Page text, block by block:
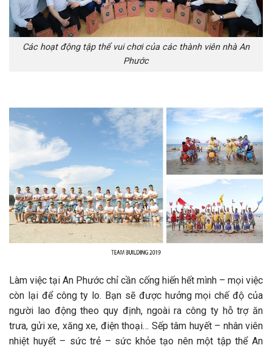
Các hoạt động tập thể vui chơi của các thành viên nhà An
Phước
Làm việc tại An Phước chỉ cần cống hiến hết mình – mọi việc
còn lại để công ty lo. Bạn sẽ được hưởng mọi chế độ của
người lao động theo quy định, ngoài ra công ty hỗ trợ ăn
trưa, gửi xe, xăng xe, điện thoại… Sếp tâm huyết – nhân viên
nhiệt huyết – sức trẻ – sức khỏe tạo nên một tập thể An